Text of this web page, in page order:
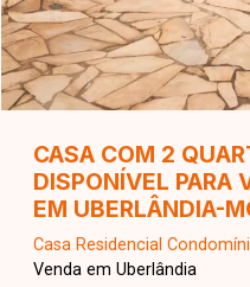
CASA COM 2
DISPONÍVEL PARA
EM UBERLÂNDIA-
Casa Residencial
Venda em Uberlândia